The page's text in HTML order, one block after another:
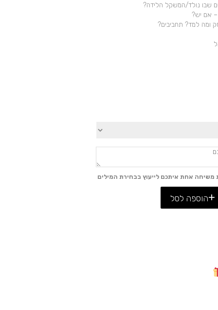
שבו נולד/המשקל הלידה?
משיחה אחת איתכם לייעוץ בבחירת המילים
הוספה לסל